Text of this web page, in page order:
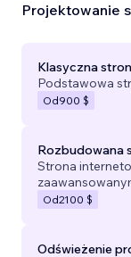
Projektowanie
Klasyczna
Podstawowa
Od900 $
Rozbudowana
Strona
Od2100 $
Odświeżenie